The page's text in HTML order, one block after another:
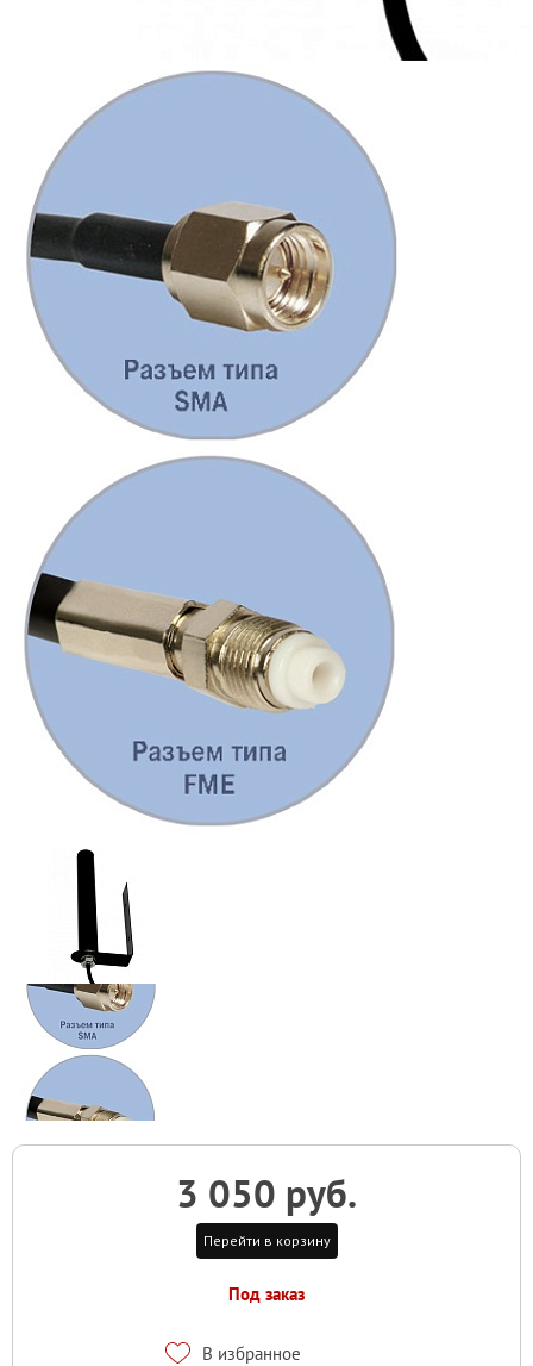
3 050 руб.
Перейти в корзину
Под заказ
В избранное